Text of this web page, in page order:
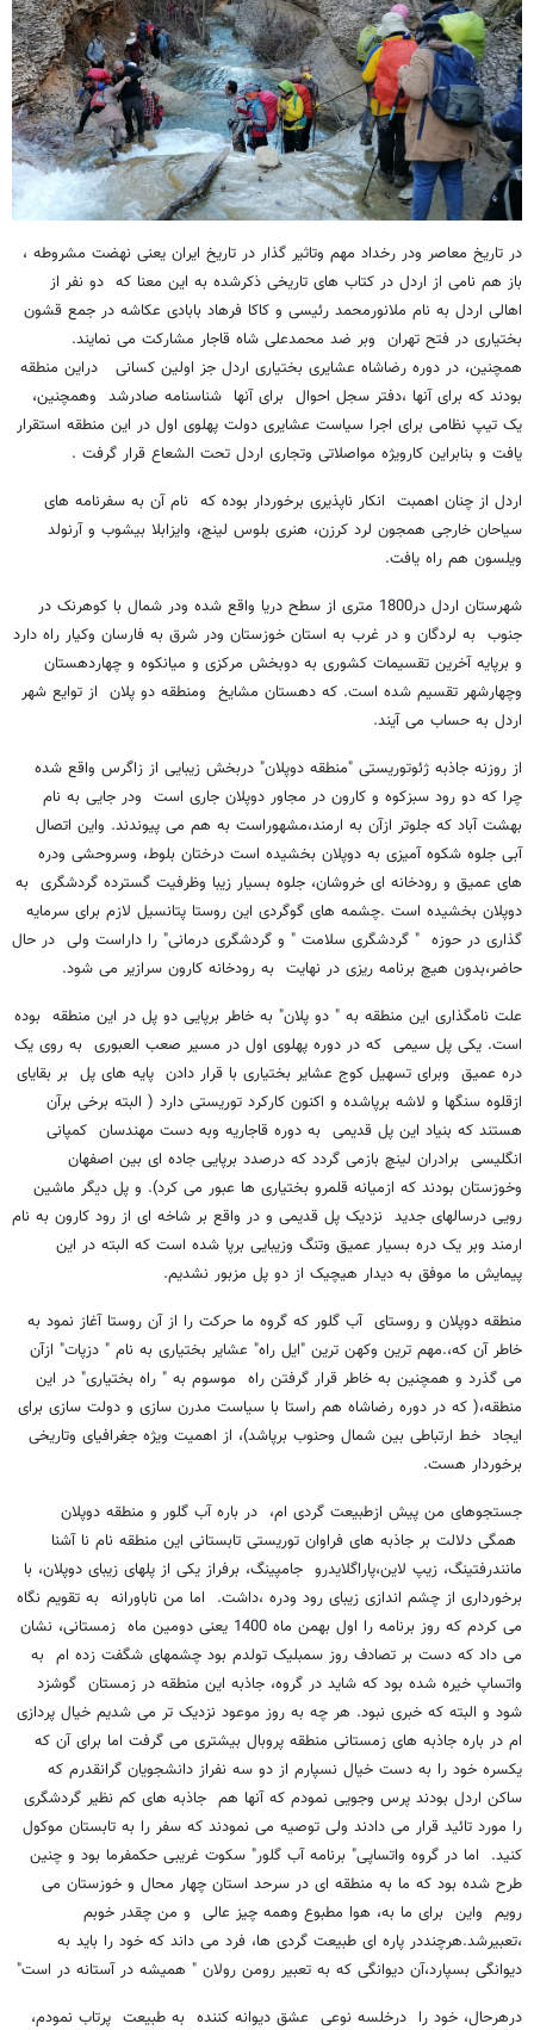
در تاریخ معاصر ودر رخداد مهم وتاثیر گذار در تاریخ ایران یعنی نهضت مشروطه ،
باز هم نامی از اردل در کتاب های تاریخی ذکرشده به این معنا که دو نفر از
اهالی اردل به نام ملانورمحمد رئیسی و کاکا فرهاد بابادی عکاشه در جمع قشون
بختیاری در فتح تهران وبر ضد محمدعلی شاه قاجار مشارکت می نمایند.
همچنین، در دوره رضاشاه عشایری بختیاری اردل جز اولین کسانی دراین منطقه
بودند که برای آنها ،دفتر سجل احوال برای آنها شناسنامه صادرشد وهمچنین،
یک تیپ نظامی برای اجرا سیاست عشایری دولت پهلوی اول در این منطقه استقرار
یافت و بنابراین کارویژه مواصلاتی وتجاری اردل تحت الشعاع قرار گرفت .
اردل از چنان اهمبت انکار ناپذیری برخوردار بوده که نام آن به سفرنامه های
سیاحان خارجی همجون لرد کرزن، هنری بلوس لینچ، وایزابلا بیشوب و آرنولد
ویلسون هم راه یافت.
شهرستان اردل در1800 متری از سطح دریا واقع شده ودر شمال با کوهرنک در
جنوب به لردگان و در غرب به استان خوزستان ودر شرق به فارسان وکیار راه دارد
و برپایه آخرین تقسیمات کشوری به دوبخش مرکزی و میانکوه و چهاردهستان
وچهارشهر تقسیم شده است. که دهستان مشایخ ومنطقه دو پلان از توایع شهر
اردل به حساب می آیند.
از روزنه جاذبه ژئوتوریستی "منطقه دوپلان" دربخش زیبایی از زاگرس واقع شده
چرا که دو رود سبزکوه و کارون در مجاور دوپلان جاری است ودر جایی به نام
بهشت آباد که جلوتر ازآن به ارمند،مشهوراست به هم می پیوندند. واین اتصال
آبی جلوه شکوه آمیزی به دوپلان بخشیده است درختان بلوط، وسروحشی ودره
های عمیق و رودخانه ای خروشان، جلوه بسیار زیبا وظرفیت گسترده گردشگری به
دوپلان بخشیده است .چشمه های گوگردی این روستا پتانسیل لازم برای سرمایه
گذاری در حوزه " گردشگری سلامت " و گردشگری درمانی" را داراست ولی در حال
حاضر،بدون هیچ برنامه ریزی در نهایت به رودخانه کارون سرازیر می شود.
علت نامگذاری این منطقه به " دو پلان" به خاطر برپایی دو پل در این منطقه بوده
است. یکی پل سیمی که در دوره پهلوی اول در مسیر صعب العبوری به روی یک
دره عمیق وبرای تسهیل کوج عشایر بختیاری با قرار دادن پایه های پل بر بقایای
ازقلوه سنگها و لاشه برپاشده و اکنون کارکرد توریستی دارد ( البته برخی برآن
هستند که بنیاد این پل قدیمی به دوره قاجاریه وبه دست مهندسان کمپانی
انگلیسی برادران لینچ بازمی گردد که درصدد برپایی جاده ای بین اصفهان
وخوزستان بودند که ازمیانه قلمرو بختیاری ها عبور می کرد). و پل دیگر ماشین
رویی درسالهای جدید نزدیک پل قدیمی و در واقع بر شاخه ای از رود کارون به نام
ارمند وبر یک دره بسیار عمیق وتنگ وزیبایی برپا شده است که البته در این
پیمایش ما موفق به دیدار هیچیک از دو پل مزبور نشدیم.
منطقه دوپلان و روستای آب گلور که گروه ما حرکت را از آن روستا آغاز نمود به
خاطر آن که،.مهم ترین وکهن ترین "ایل راه" عشایر بختیاری به نام " دزپات" ازآن
می گذرد و همچنین به خاطر قرار گرفتن راه موسوم به " راه بختیاری" در این
منطقه،( که در دوره رضاشاه هم راستا با سیاست مدرن سازی و دولت سازی برای
ایجاد خط ارتباطی بین شمال وحنوب برپاشد)، از اهمیت ویژه جغرافیای وتاریخی
برخوردار هست.
جستجوهای من پیش ازطبیعت گردی ام، در باره آب گلور و منطقه دوپلان
همگی دلالت بر جاذبه های فراوان توریستی تابستانی این منطقه نام نا آشنا
مانندرفتینگ، زیپ لاین،پاراگلایدرو جامپینگ، برفراز یکی از پلهای زیبای دوپلان، با
برخورداری از چشم اندازی زیبای رود ودره ،داشت. اما من ناباورانه به تقویم نگاه
می کردم که روز برنامه را اول بهمن ماه 1400 یعنی دومین ماه زمستانی، نشان
می داد که دست بر تصادف روز سمبلیک تولدم بود چشمهای شگفت زده ام به
واتساپ خیره شده بود که شاید در گروه، جاذبه این منطقه در زمستان گوشزد
شود و البته که خبری نبود. هر چه به روز موعود نزدیک تر می شدیم خیال پردازی
ام در باره جاذبه های زمستانی منطقه پروبال بیشتری می گرفت اما برای آن که
یکسره خود را به دست خیال نسپارم از دو سه نفراز دانشجویان گرانقدرم که
ساکن اردل بودند پرس وجویی نمودم که آنها هم جاذبه های کم نظیر گردشگری
را مورد تائید قرار می دادند ولی توصیه می نمودند که سفر را به تابستان موکول
کنید. اما در گروه واتساپی" برنامه آب گلور" سکوت غریبی حکمفرما بود و چنین
طرح شده بود که ما به منطقه ای در سرحد استان چهار محال و خوزستان می
رویم واین برای ما به، هوا مطبوع وهمه چیز عالی و من چقدر خوبم
،تعبیرشد.هرچنددر پاره ای طبیعت گردی ها، فرد می داند که خود را باید به
دیوانگی بسپارد،آن دیوانگی که به تعبیر رومن رولان " همیشه در آستانه در است"
درهرحال، خود را درخلسه نوعی عشق دیوانه کننده به طبیعت پرتاب نمودم،